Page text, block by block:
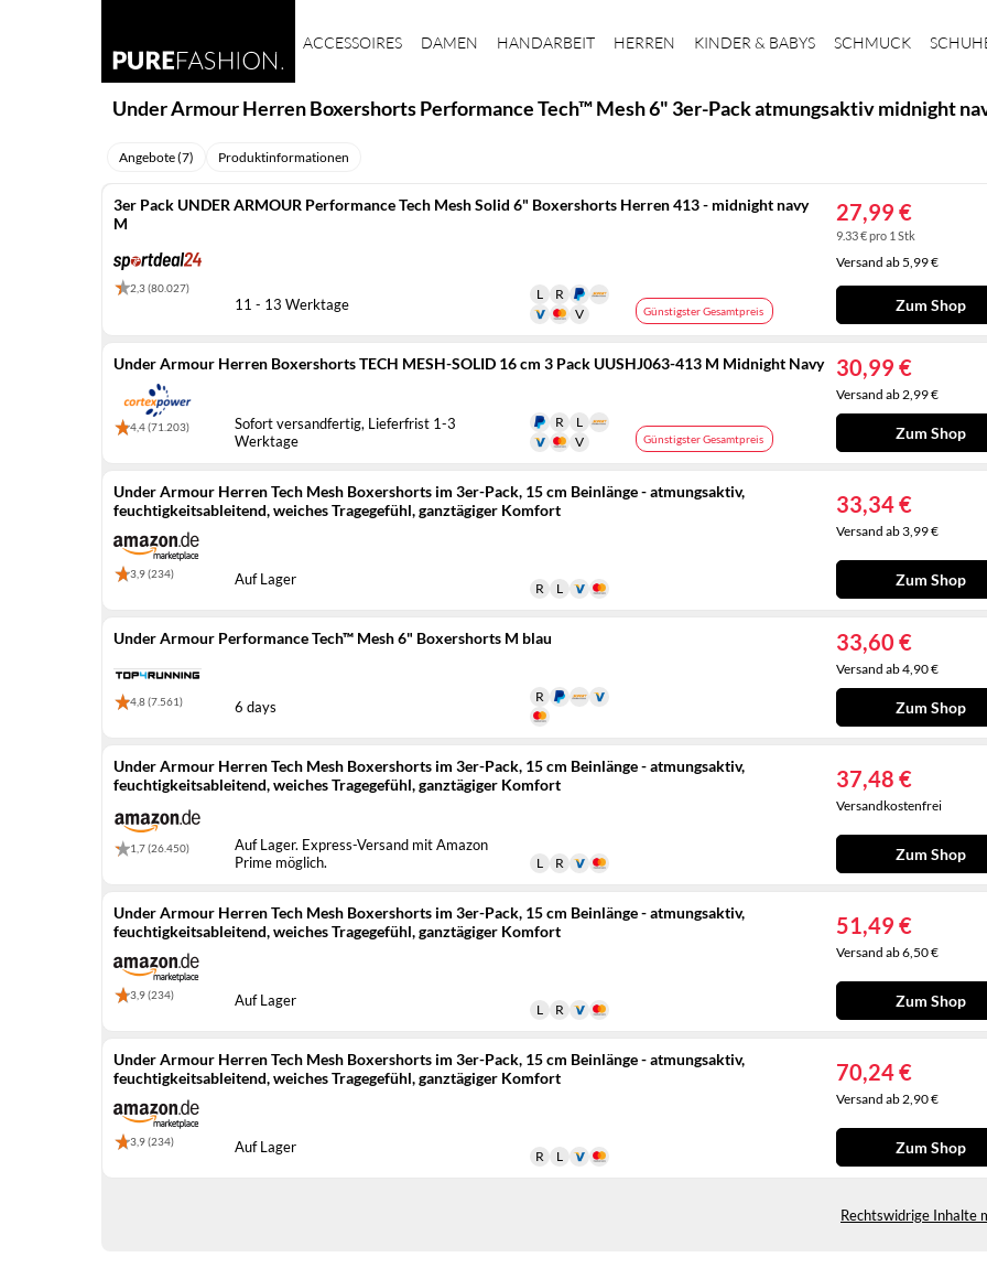
ACCESSOIRES DAMEN HANDARBEIT HERREN KINDER & BABYS SCHMUCK
Under Armour Herren Boxershorts Performance Tech™ Mesh 6" 3er-Pack atmungsaktiv midnight
Angebote (7) Produktinformationen
3er Pack UNDER ARMOUR Performance Tech Mesh Solid 6" Boxershorts Herren 413 - midnight navy
M
2,3 (80.027)
Günstigster Gesamtpreis
11 - 13 Werktage
27,99 €
9.33 € pro 1 Stk
Versand ab 5,99 €
Zum Shop
Under Armour Herren Boxershorts TECH MESH-SOLID 16 cm 3 Pack UUSHJ063-413 M Midnight Navy
4,4 (71.203)
Günstigster Gesamtpreis
Sofort versandfertig, Lieferfrist 1-3
Werktage
30,99 €
Versand ab 2,99 €
Zum Shop
Under Armour Herren Tech Mesh Boxershorts im 3er-Pack, 15 cm Beinlänge - atmungsaktiv,
feuchtigkeitsableitend, weiches Tragegefühl, ganztägiger Komfort
3,9 (234) Auf Lager
33,34 €
Versand ab 3,99 €
Zum Shop
Under Armour Performance Tech™ Mesh 6" Boxershorts M blau
4,8 (7.561) 6 days
33,60 €
Versand ab 4,90 €
Zum Shop
Under Armour Herren Tech Mesh Boxershorts im 3er-Pack, 15 cm Beinlänge - atmungsaktiv,
feuchtigkeitsableitend, weiches Tragegefühl, ganztägiger Komfort
1,7 (26.450)
Auf Lager. Express-Versand mit Amazon
Prime möglich.
37,48 €
Versandkostenfrei
Zum Shop
Under Armour Herren Tech Mesh Boxershorts im 3er-Pack, 15 cm Beinlänge - atmungsaktiv,
feuchtigkeitsableitend, weiches Tragegefühl, ganztägiger Komfort
3,9 (234) Auf Lager
51,49 €
Versand ab 6,50 €
Zum Shop
Under Armour Herren Tech Mesh Boxershorts im 3er-Pack, 15 cm Beinlänge - atmungsaktiv,
feuchtigkeitsableitend, weiches Tragegefühl, ganztägiger Komfort
3,9 (234) Auf Lager
70,24 €
Versand ab 2,90 €
Zum Shop
Rechtswidrige Inhalte